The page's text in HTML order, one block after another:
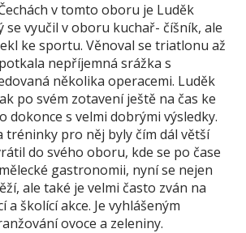
v tomto oboru je Luděk
se vyučil v oboru kuchař- číšník, ale
ke sportu. Věnoval se triatlonu až
nepříjemná srážka s
několika operacemi. Luděk
po svém zotavení ještě na čas ke
dokonce s velmi dobrými výsledky.
tréninky pro něj byly čím dál větší
do svého oboru, kde se po čase
gastronomii, nyní se nejen
ale také je velmi často zván na
a školící akce. Je vyhlášeným
ovoce a zeleniny.